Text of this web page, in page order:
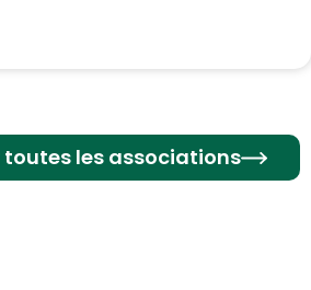
toutes les associations